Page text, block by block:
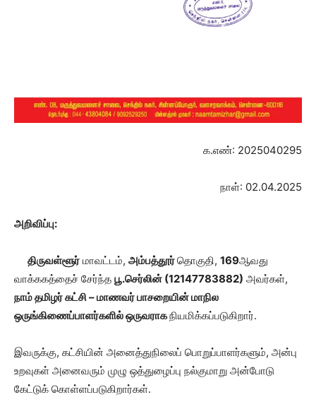
க.எண்: 2025040295
நாள்: 02.04.2025
அறிவிப்பு:
திருவள்ளூர் மாவட்டம், அம்பத்தூர்தொகுதி, 169ஆவது
வாக்ககத்தைச் சேர்ந்த பூ.செர்லின் (12147783882) அவர்கள்,
நாம் தமிழர் கட்சி – மாணவர் பாசறையின் மாநில
ஒருங்கிணைப்பாளர்களில் ஒருவராகநியமிக்கப்படுகிறார்.
இவருக்கு, கட்சியின் அனைத்துநிலைப் பொறுப்பாளர்களும், அன்பு
உறவுகள் அனைவரும் முழு ஒத்துழைப்பு நல்குமாறு அன்போடு
கேட்டுக் கொள்ளப்படுகிறார்கள்.